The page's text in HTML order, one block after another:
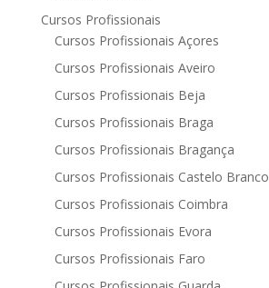
Cursos Profissionais
Cursos Profissionais Açores
Cursos Profissionais Aveiro
Cursos Profissionais Beja
Cursos Profissionais Braga
Cursos Profissionais Bragança
Cursos Profissionais Castelo Branco
Cursos Profissionais Coimbra
Cursos Profissionais Evora
Cursos Profissionais Faro